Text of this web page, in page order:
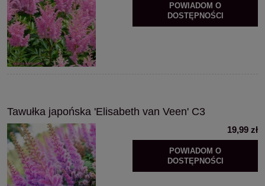
POWIADOM O
DOSTĘPNOŚCI
Tawułka japońska 'Elisabeth van Veen' C3
19,99 zł
POWIADOM O
DOSTĘPNOŚCI